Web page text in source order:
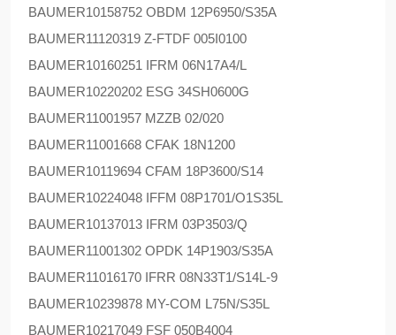
BAUMER10158752 OBDM 12P6950/S35A
BAUMER11120319 Z-FTDF 005I0100
BAUMER10160251 IFRM 06N17A4/L
BAUMER10220202 ESG 34SH0600G
BAUMER11001957 MZZB 02/020
BAUMER11001668 CFAK 18N1200
BAUMER10119694 CFAM 18P3600/S14
BAUMER10224048 IFFM 08P1701/O1S35L
BAUMER10137013 IFRM 03P3503/Q
BAUMER11001302 OPDK 14P1903/S35A
BAUMER11016170 IFRR 08N33T1/S14L-9
BAUMER10239878 MY-COM L75N/S35L
BAUMER10217049 FSF 050B4004